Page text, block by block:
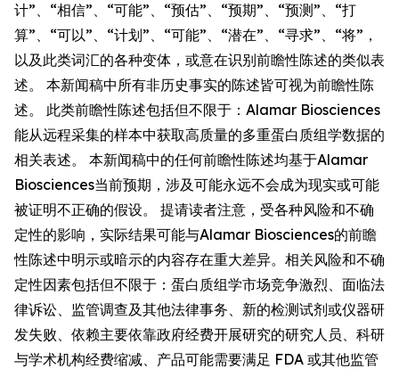
计”、“相信”、“可能”、“预估”、“预期”、“预测”、“打
算”、“可以”、“计划”、“可能”、“潜在”、“寻求”、“将”，
以及此类词汇的各种变体，或意在识别前瞻性陈述的类似表
述。 本新闻稿中所有非历史事实的陈述皆可视为前瞻性陈
述。 此类前瞻性陈述包括但不限于：Alamar Biosciences
能从远程采集的样本中获取高质量的多重蛋白质组学数据的
相关表述。 本新闻稿中的任何前瞻性陈述均基于Alamar
Biosciences当前预期，涉及可能永远不会成为现实或可能
被证明不正确的假设。 提请读者注意，受各种风险和不确
定性的影响，实际结果可能与Alamar Biosciences的前瞻
性陈述中明示或暗示的内容存在重大差异。相关风险和不确
定性因素包括但不限于：蛋白质组学市场竞争激烈、面临法
律诉讼、监管调查及其他法律事务、新的检测试剂或仪器研
发失败、依赖主要依靠政府经费开展研究的研究人员、科研
与学术机构经费缩减、产品可能需要满足 FDA 或其他监管